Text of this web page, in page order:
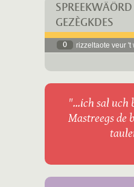
GEZÈGKDES
0 rizzeltaote veur 't
"...ich sal uch
Mastreegs de